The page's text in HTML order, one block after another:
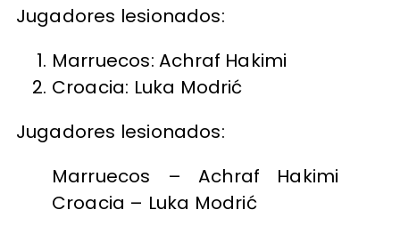
Jugadores lesionados:
Marruecos: Achraf Hakimi
Croacia: Luka Modrić
Jugadores lesionados:
Marruecos – Achraf Hakimi
Croacia – Luka Modrić